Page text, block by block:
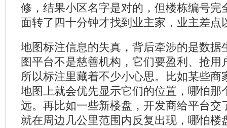
修，结果小区名字是对的，但楼栋编号完
面转了四十分钟才找到业主家，业主差点
地图标注信息的失真，背后牵涉的是数据
图平台不是慈善机构，它们要盈利、抢用
所以标注里藏着不少小心思。比如某些商
地图上就会优先显示它们的位置，哪怕那
远。再比如一些新楼盘，开发商给平台交
就在周边几公里范围内反复出现，哪怕楼